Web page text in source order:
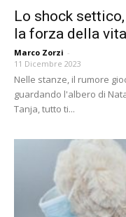
Lo shock
la forza della
Marco Zorzi -
11 Dicembre 2023
Nelle stanze, il rumore
guardando l'albero di
Tanja, tutto ti...